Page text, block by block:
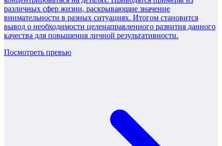
различных сфер жизни, раскрывающие значение
внимательности в разных ситуациях. Итогом становится
вывод о необходимости целенаправленного развития данного
качества для повышения личной результативности.
Посмотреть превью